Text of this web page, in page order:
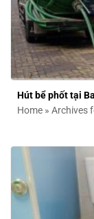
Hút bể phốt tại
Home » Archives